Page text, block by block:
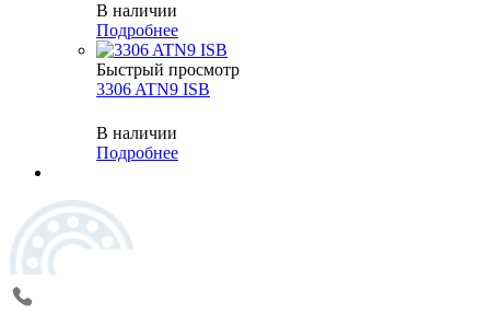
В наличии
Подробнее
Быстрый просмотр
3306 ATN9 ISB
В наличии
Подробнее